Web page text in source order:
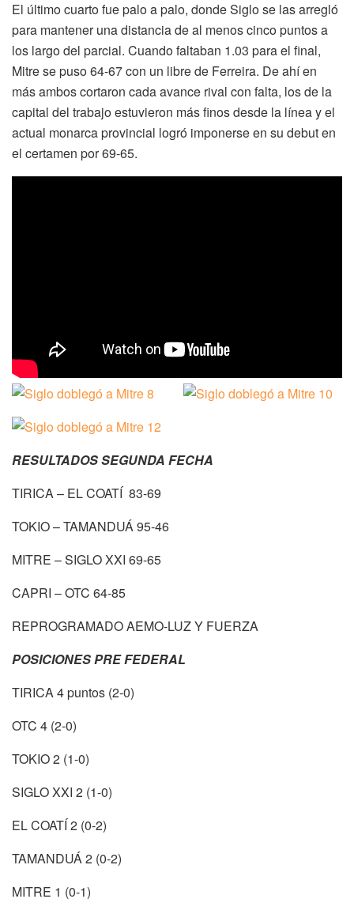
El último cuarto fue palo a palo, donde Siglo se las arregló
para mantener una distancia de al menos cinco puntos a
los largo del parcial. Cuando faltaban 1.03 para el final,
Mitre se puso 64-67 con un libre de Ferreira. De ahí en
más ambos cortaron cada avance rival con falta, los de la
capital del trabajo estuvieron más finos desde la línea y el
actual monarca provincial logró imponerse en su debut en
el certamen por 69-65.
RESULTADOS SEGUNDA FECHA
TIRICA – EL COATÍ 83-69
TOKIO – TAMANDUÁ 95-46
MITRE – SIGLO XXI 69-65
CAPRI – OTC 64-85
REPROGRAMADO AEMO-LUZ Y FUERZA
POSICIONES PRE FEDERAL
TIRICA 4 puntos (2-0)
OTC 4 (2-0)
TOKIO 2 (1-0)
SIGLO XXI 2 (1-0)
EL COATÍ 2 (0-2)
TAMANDUÁ 2 (0-2)
MITRE 1 (0-1)